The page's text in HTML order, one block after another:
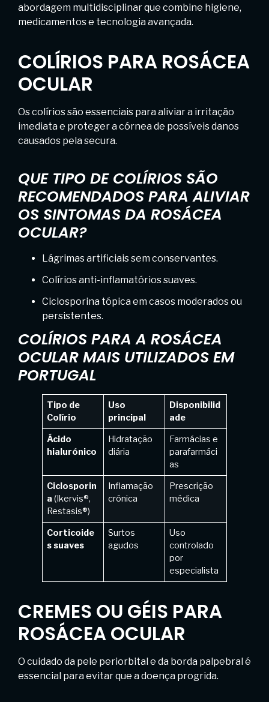
abordagem multidisciplinar que combine higiene,
medicamentos e tecnologia avançada.
COLÍRIOS PARA ROSÁCEA
OCULAR
Os colírios são essenciais para aliviar a irritação
imediata e proteger a córnea de possíveis danos
causados pela secura.
QUE TIPO DE COLÍRIOS SÃO
RECOMENDADOS PARA ALIVIAR
OS SINTOMAS DA ROSÁCEA
OCULAR?
Lágrimas artificiais sem conservantes.
Colírios anti-inflamatórios suaves.
Ciclosporina tópica em casos moderados ou
persistentes.
COLÍRIOS PARA A ROSÁCEA
OCULAR MAIS UTILIZADOS EM
PORTUGAL
Tipo de
Colírio
Uso
principal
Disponibilid
ade
Ácido
hialurónico
Hidratação
diária
Farmácias e
parafarmáci
as
Ciclosporin
a (Ikervis®,
Restasis®)
Inflamação
crónica
Prescrição
médica
Corticoide
s suaves
Surtos
agudos
Uso
controlado
por
especialista
CREMES OU GÉIS PARA
ROSÁCEA OCULAR
O cuidado da pele periorbital e da borda palpebral é
essencial para evitar que a doença progrida.